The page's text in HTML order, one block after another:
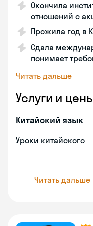
Окончила
отношений с
Прожила год в
Сдала
понимает
Читать дальше
Услуги и
Китайский язык
Уроки китайского
Читать дальше